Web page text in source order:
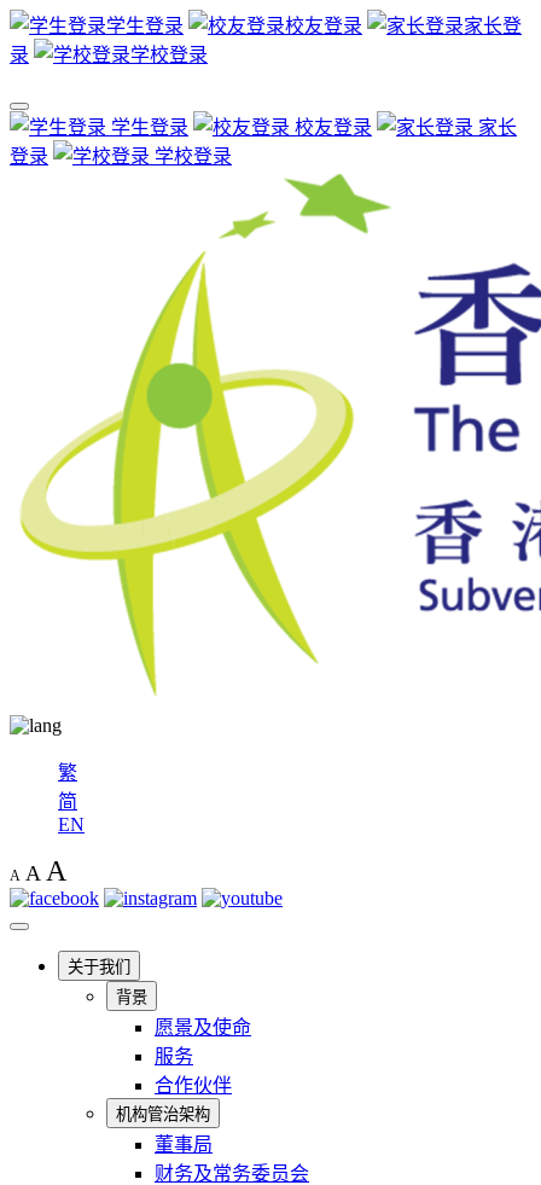
学生登录 校友登录
家长登
录
学校登录
学生登录 校友登录
家长
登录
学校登录
繁
简
EN
A A A
关于我们
背景
愿景及使命
服务
合作伙伴
机构管治架构
董事局
财务及常务委员会